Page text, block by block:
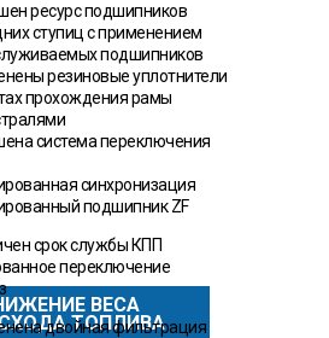
ВЕСА
ТОПЛИВА
ресурс подшипников
ступиц с применением
подшипников
резиновые уплотнители
прохождения рамы
система переключения
синхронизация
подшипник ZF
срок службы КПП
переключение
двойная фильтрация